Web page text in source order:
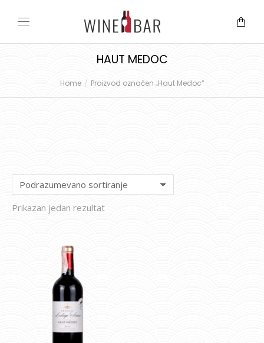
HAUT MEDOC
You are here:Home Proizvod označen „Haut Medoc“
Prikazan jedan rezultat